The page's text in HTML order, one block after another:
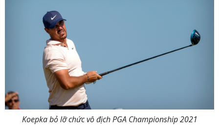
Koepka bỏ lỡ chức vô địchPGA Championship 2021